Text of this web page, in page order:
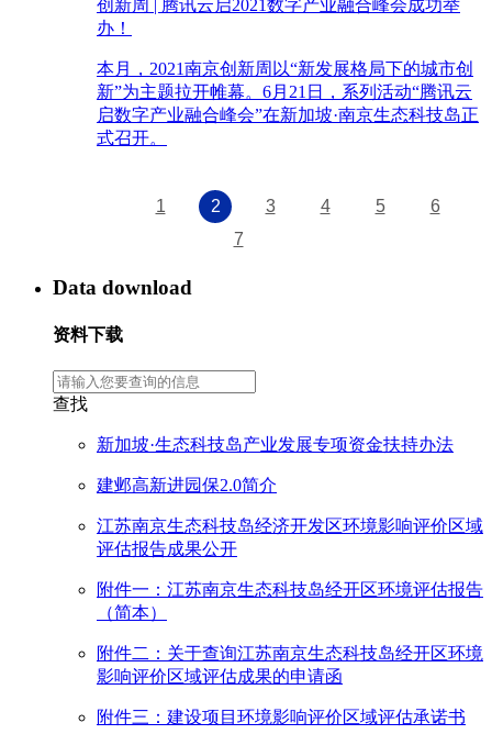
创新周 | 腾讯云启2021数字产业融合峰会成功举
办！
本月，2021南京创新周以“新发展格局下的城市创
新”为主题拉开帷幕。6月21日，系列活动“腾讯云
启数字产业融合峰会”在新加坡·南京生态科技岛正
式召开。
1 2 3 4 5
6
7
Data download
资料下载
查找
新加坡·生态科技岛产业发展专项资金扶持办法
建邺高新进园保2.0简介
江苏南京生态科技岛经济开发区环境影响评价区域
评估报告成果公开
附件一：江苏南京生态科技岛经开区环境评估报告
（简本）
附件二：关于查询江苏南京生态科技岛经开区环境
影响评价区域评估成果的申请函
附件三：建设项目环境影响评价区域评估承诺书